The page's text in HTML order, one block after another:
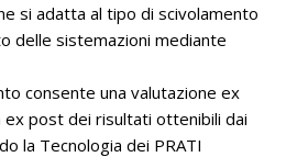
si adatta al tipo di scivolamento
delle sistemazioni mediante
consente una valutazione ex
ex post dei risultati ottenibili dai
la Tecnologia dei PRATI